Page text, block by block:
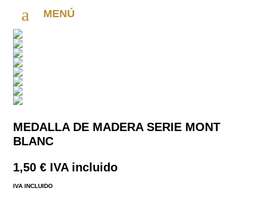
a MENÚ
MEDALLA DE MADERA SERIE MONT
BLANC
1,50€ IVA incluido
IVA INCLUIDO